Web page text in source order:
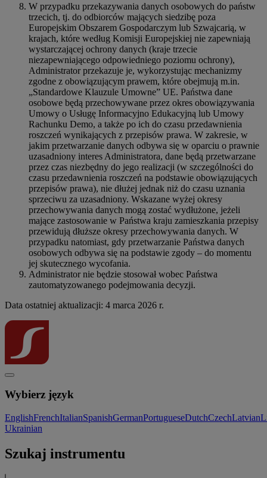
W przypadku przekazywania danych osobowych do państw
trzecich, tj. do odbiorców mających siedzibę poza
Europejskim Obszarem Gospodarczym lub Szwajcarią, w
krajach, które według Komisji Europejskiej nie zapewniają
wystarczającej ochrony danych (kraje trzecie
niezapewniającego odpowiedniego poziomu ochrony),
Administrator przekazuje je, wykorzystując mechanizmy
zgodne z obowiązującym prawem, które obejmują m.in.
„Standardowe Klauzule Umowne” UE. Państwa dane
osobowe będą przechowywane przez okres obowiązywania
Umowy o Usługę Informacyjno Edukacyjną lub Umowy
Rachunku Demo, a także po ich do czasu przedawnienia
roszczeń wynikających z przepisów prawa. W zakresie, w
jakim przetwarzanie danych odbywa się w oparciu o prawnie
uzasadniony interes Administratora, dane będą przetwarzane
przez czas niezbędny do jego realizacji (w szczególności do
czasu przedawnienia roszczeń na podstawie obowiązujących
przepisów prawa), nie dłużej jednak niż do czasu uznania
sprzeciwu za uzasadniony. Wskazane wyżej okresy
przechowywania danych mogą zostać wydłużone, jeżeli
mające zastosowanie w Państwa kraju zamieszkania przepisy
przewidują dłuższe okresy przechowywania danych. W
przypadku natomiast, gdy przetwarzanie Państwa danych
osobowych odbywa się na podstawie zgody – do momentu
jej skutecznego wycofania.
Administrator nie będzie stosował wobec Państwa
zautomatyzowanego podejmowania decyzji.
Data ostatniej aktualizacji: 4 marca 2026 r.
Wybierz język
EnglishFrenchItalianSpanishGermanPortugueseDutchCzechLatvian
Ukrainian
Szukaj instrumentu